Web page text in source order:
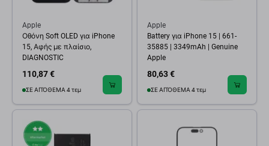
Apple
Οθόνη Soft OLED για iPhone
15, Αφής με πλαίσιο,
DIAGNOSTIC
110,87 €
ΣΕ ΑΠΌΘΕΜΑ 4 τεμ
Apple
Battery για iPhone 15 | 661-
35885 | 3349mAh | Genuine
Apple
80,63 €
ΣΕ ΑΠΌΘΕΜΑ 4 τεμ